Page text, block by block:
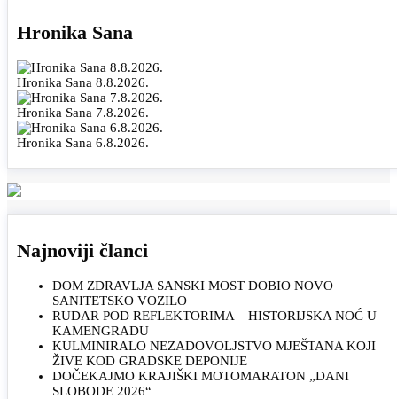
Hronika Sana
Hronika Sana 8.8.2026.
Hronika Sana 7.8.2026.
Hronika Sana 6.8.2026.
Najnoviji članci
DOM ZDRAVLJA SANSKI MOST DOBIO NOVO
SANITETSKO VOZILO
RUDAR POD REFLEKTORIMA – HISTORIJSKA NOĆ U
KAMENGRADU
KULMINIRALO NEZADOVOLJSTVO MJEŠTANA KOJI
ŽIVE KOD GRADSKE DEPONIJE
DOČEKAJMO KRAJIŠKI MOTOMARATON „DANI
SLOBODE 2026“